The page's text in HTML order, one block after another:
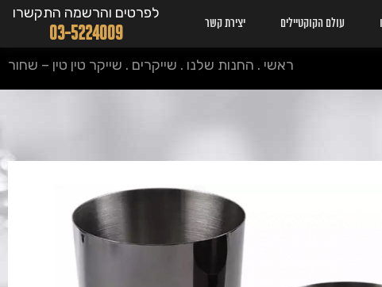
עולם הקוקטיילים יצירת קשר
לפרטים והרשמה התקשרו
03-5224009
ראשי . החנות שלנו . שייקרים . שייקר טין טין – שחור